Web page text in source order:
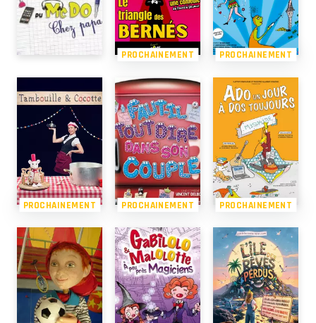
PROCHAINEMENT PROCHAINEMENT
PROCHAINEMENT PROCHAINEMENT PROCHAINEMENT